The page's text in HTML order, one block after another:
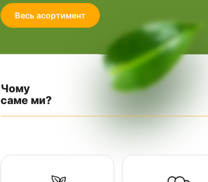
Весь асортимент
Чому
саме ми?